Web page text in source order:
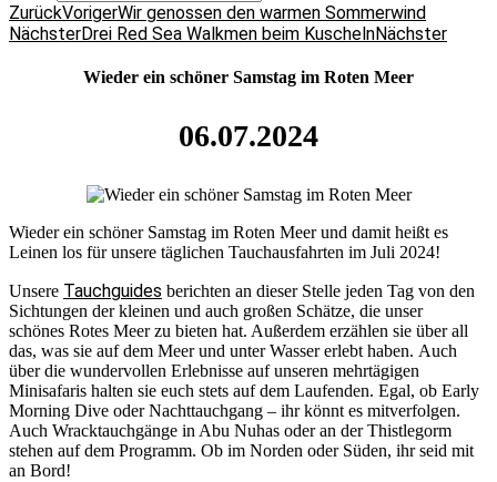
ZurückVorigerWir genossen den warmen Sommerwind
NächsterDrei Red Sea Walkmen beim KuschelnNächster
Wieder ein schöner Samstag im Roten Meer
06.07.2024
Wieder ein schöner Samstag im Roten Meer und damit heißt es
Leinen los für unsere täglichen Tauchausfahrten im Juli 2024!
Unsere Tauchguides berichten an dieser Stelle jeden Tag von den
Sichtungen der kleinen und auch großen Schätze, die unser
schönes Rotes Meer zu bieten hat. Außerdem erzählen sie über all
das, was sie auf dem Meer und unter Wasser erlebt haben. Auch
über die wundervollen Erlebnisse auf unseren mehrtägigen
Minisafaris halten sie euch stets auf dem Laufenden. Egal, ob Early
Morning Dive oder Nachttauchgang – ihr könnt es mitverfolgen.
Auch Wracktauchgänge in Abu Nuhas oder an der Thistlegorm
stehen auf dem Programm. Ob im Norden oder Süden, ihr seid mit
an Bord!